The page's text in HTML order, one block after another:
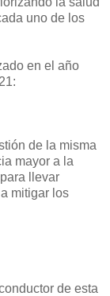
uno de los
en el año
de la misma
mayor a la
llevar
mitigar los
de esta